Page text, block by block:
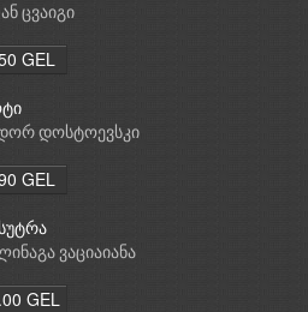
ცვაიგი
GEL
დოსტოევსკი
GEL
ვაციაიანა
GEL